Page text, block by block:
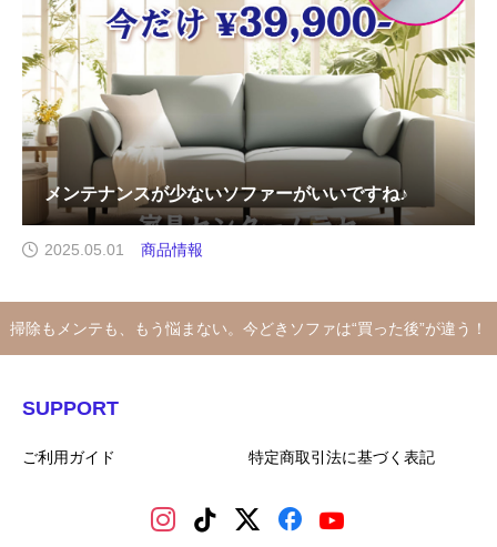
メンテナンスが少ないソファーがいいですね♪
2025.05.01 商品情報
掃除もメンテも、もう悩まない。今どきソファは“買った後”が違う！
SUPPORT
ご利用ガイド 特定商取引法に基づく表記